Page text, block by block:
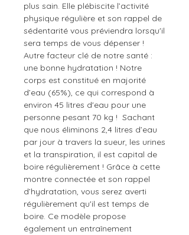
plus sain. Elle plébiscite l’activité
physique régulière et son rappel de
sédentarité vous préviendra lorsqu'il
sera temps de vous dépenser !
Autre facteur clé de notre santé :
une bonne hydratation ! Notre
corps est constitué en majorité
d’eau (65%), ce qui correspond à
environ 45 litres d'eau pour une
personne pesant 70 kg ! Sachant
que nous éliminons 2,4 litres d’eau
par jour à travers la sueur, les urines
et la transpiration, il est capital de
boire régulièrement ! Grâce à cette
montre connectée et son rappel
d’hydratation, vous serez averti
régulièrement qu'il est temps de
boire. Ce modèle propose
également un entraînement